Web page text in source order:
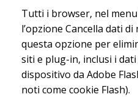
Tutti i browser, nel
l’opzione Cancella dati
questa opzione per
siti e plug-in, inclusi i
dispositivo da Adobe
noti come cookie Flash).